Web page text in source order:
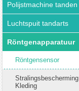
Polijstmachine tanden
Luchtspuit tandarts
Röntgenapparatuur
Röntgensensor
Stralingsbescherming
Kleding